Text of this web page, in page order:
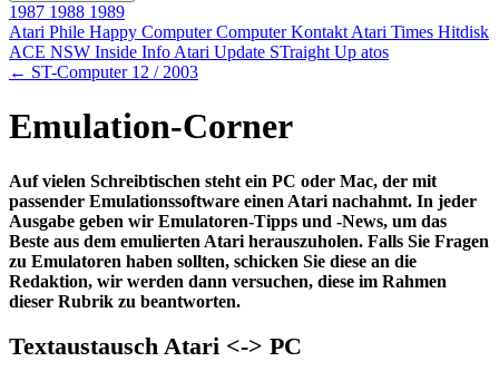
1987 1988 1989
Atari Phile Happy ComputerComputer Kontakt Atari Times Hitdisk
ACE NSW Inside Info Atari Update STraight Up atos
← ST-Computer 12 / 2003
Emulation-Corner
Auf vielen Schreibtischen steht ein PC oder Mac, der mit
passender Emulationssoftware einen Atari nachahmt. In jeder
Ausgabe geben wir Emulatoren-Tipps und -News, um das
Beste aus dem emulierten Atari herauszuholen. Falls Sie Fragen
zu Emulatoren haben sollten, schicken Sie diese an die
Redaktion, wir werden dann versuchen, diese im Rahmen
dieser Rubrik zu beantworten.
Textaustausch Atari <-> PC